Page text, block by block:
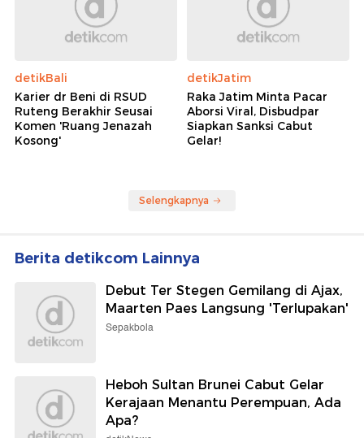
detikBali
Karier dr Beni di RSUD
Ruteng Berakhir Seusai
Komen 'Ruang Jenazah
Kosong'
detikJatim
Raka Jatim Minta Pacar
Aborsi Viral, Disbudpar
Siapkan Sanksi Cabut
Gelar!
Selengkapnya
Berita detikcom Lainnya
Debut Ter Stegen Gemilang di Ajax,
Maarten Paes Langsung 'Terlupakan'
Sepakbola
Heboh Sultan Brunei Cabut Gelar
Kerajaan Menantu Perempuan, Ada
Apa?